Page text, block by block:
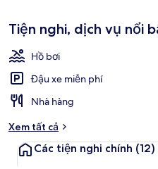
Tiện nghi, dịch vụ nổi
Hồ bơi
Đậu xe miễn phí
Nhà hàng
Xem tất cả
Các tiện nghi chính (12)